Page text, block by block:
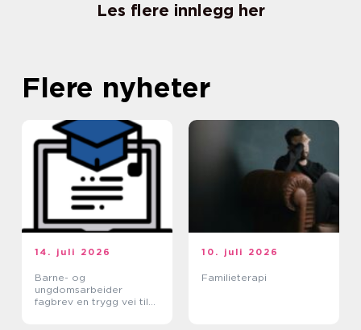
Les flere innlegg her
Flere nyheter
14. juli 2026
Barne- og
ungdomsarbeider
fagbrev en trygg vei til
10. juli 2026
Familieterapi